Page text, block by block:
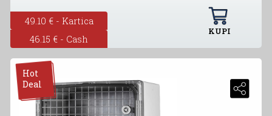
49.10 € - Kartica
46.15 € - Cash
KUPI
Hot
Deal